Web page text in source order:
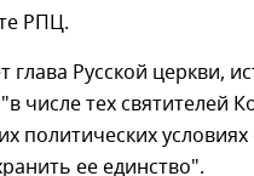
РПЦ.
глава Русской церкви,
числе тех святителей
политических
ее единство".